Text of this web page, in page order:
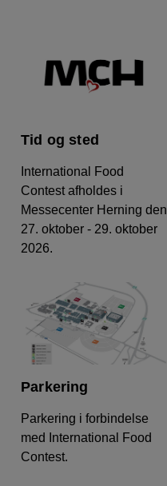
Tid og sted
International Food
Contest afholdes i
Messecenter Herning den
27. oktober - 29. oktober
2026.
Parkering
Parkering i forbindelse
med International Food
Contest.